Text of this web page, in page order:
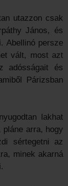
utazzon csak
János, és
Abellinó persze
vált, most azt
adósságait és
Párizsban
lakhat
pláne arra, hogy
sértegetni az
minek akarná